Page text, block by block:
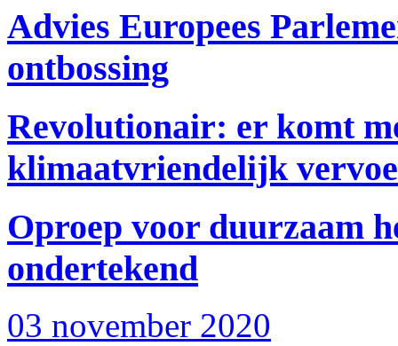
Advies Europees
ontbossing
Revolutionair: er komt
klimaatvriendelijk
Oproep voor duurzaam
ondertekend
03 november 2020